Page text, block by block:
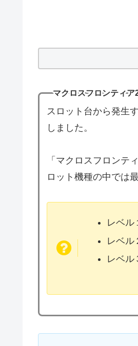
マクロスフロンティ
スロット台から発生
しました。
「マクロスフロンテ
ロット機種の中では
レベル
レベル
レベル